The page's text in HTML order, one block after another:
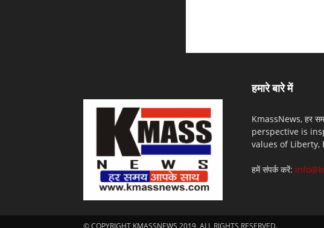
हमारे बारे में
KmassNews, हर
perspective is
values of Liberty,
हमें संपर्क करें: